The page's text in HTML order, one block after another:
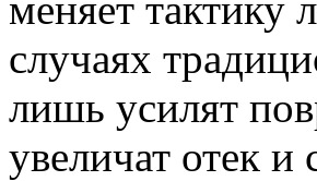
случаях
лишь усилят
увеличат отек и